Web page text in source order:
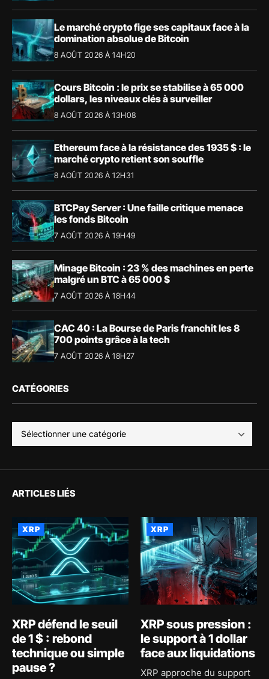
Le marché crypto fige ses capitaux face à la
domination absolue de Bitcoin
8 AOÛT 2026 À 14H20
Cours Bitcoin : le prix se stabilise à 65 000
dollars, les niveaux clés à surveiller
8 AOÛT 2026 À 13H08
Ethereum face à la résistance des 1935 $ : le
marché crypto retient son souffle
8 AOÛT 2026 À 12H31
BTCPay Server : Une faille critique menace
les fonds Bitcoin
7 AOÛT 2026 À 19H49
Minage Bitcoin : 23 % des machines en perte
malgré un BTC à 65 000 $
7 AOÛT 2026 À 18H44
CAC 40 : La Bourse de Paris franchit les 8
700 points grâce à la tech
7 AOÛT 2026 À 18H27
CATÉGORIES
ARTICLES LIÉS
XRP
XRP défend le seuil
de 1 $ : rebond
technique ou simple
pause ?
XRP
XRP sous pression :
le support à 1 dollar
face aux liquidations
XRP approche du support